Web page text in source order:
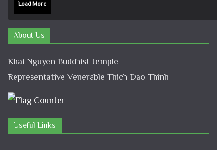
Load More
About Us
Khai Nguyen Buddhist temple
Representative Venerable Thich Dao Thinh
Useful Links